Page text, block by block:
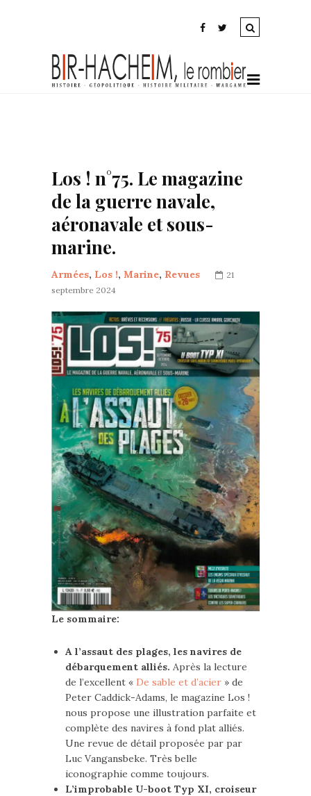
Los ! n°75. Le magazine
de la guerre navale,
aéronavale et sous-
marine.
Armées, Los !, Marine, Revues
21
septembre 2024
Le sommaire:
A l’assaut des plages, les navires de
débarquement alliés. Après la lecture
de l’excellent « De sable et d’acier » de
Peter Caddick-Adams, le magazine Los !
nous propose une illustration parfaite et
complète des navires à fond plat alliés.
Une revue de détail proposée par par
Luc Vangansbeke. Très belle
iconographie comme toujours.
L’improbable U-boot Typ XI, croiseur